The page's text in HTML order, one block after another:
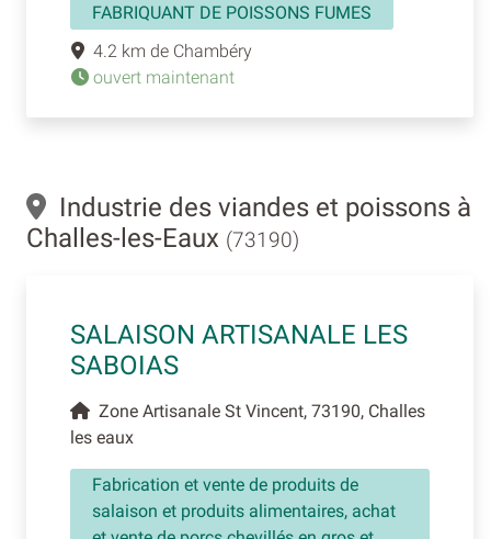
FABRIQUANT DE POISSONS FUMES
4.2 km de Chambéry
ouvert maintenant
Industrie des viandes et poissons à
Challes-les-Eaux (73190)
SALAISON ARTISANALE LES
SABOIAS
Zone Artisanale St Vincent, 73190, Challes
les eaux
Fabrication et vente de produits de
salaison et produits alimentaires, achat